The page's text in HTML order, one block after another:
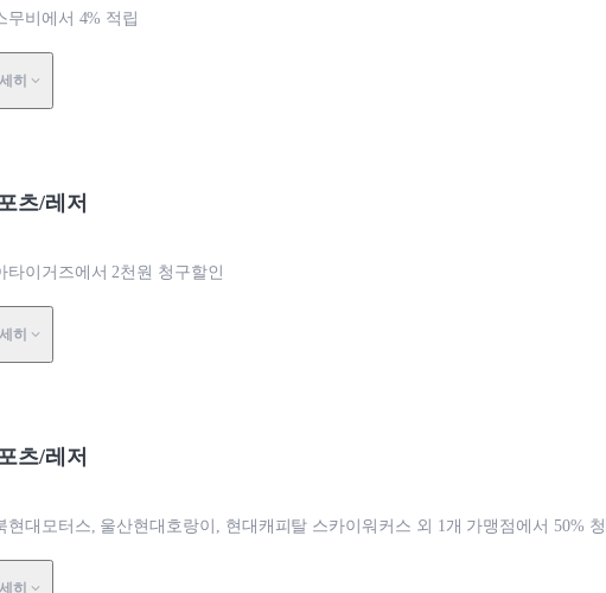
무비에서 4% 적립
히
츠/레저
타이거즈에서 2천원 청구할인
히
츠/레저
현대모터스, 울산현대호랑이, 현대캐피탈 스카이워커스 외 1개 가맹점에서 50%
히